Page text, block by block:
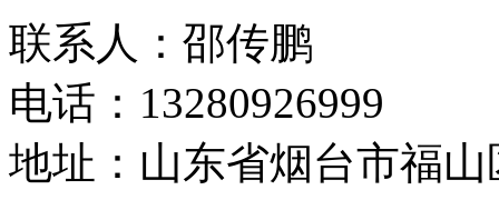
联系人：邵传鹏
电话：13280926999
地址：山东省烟台市福